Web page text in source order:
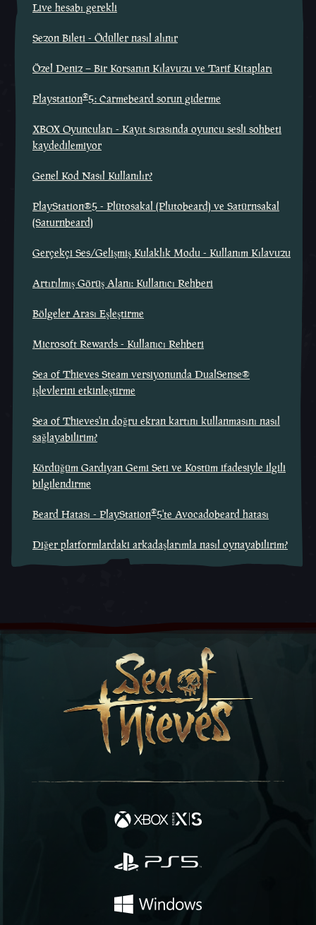
Live hesabı gerekli
Sezon Bileti - Ödüller nasıl alınır
Özel Deniz – Bir Korsanın Kılavuzu ve Tarif Kitapları
Playstation®5: Carmebeard sorun giderme
XBOX Oyuncuları - Kayıt sırasında oyuncu sesli sohbeti
kaydedilemiyor
Genel Kod Nasıl Kullanılır?
PlayStation®5 - Plütosakal (Plutobeard) ve Satürnsakal
(Saturnbeard)
Gerçekçi Ses/Gelişmiş Kulaklık Modu - Kullanım Kılavuzu
Artırılmış Görüş Alanı: Kullanıcı Rehberi
Bölgeler Arası Eşleştirme
Microsoft Rewards - Kullanıcı Rehberi
Sea of Thieves Steam versiyonunda DualSense®
işlevlerini etkinleştirme
Sea of Thieves'in doğru ekran kartını kullanmasını nasıl
sağlayabilirim?
Kördüğüm Gardiyan Gemi Seti ve Kostüm ifadesiyle ilgili
bilgilendirme
Beard Hatası - PlayStation®5'te Avocadobeard hatası
Diğer platformlardaki arkadaşlarımla nasıl oynayabilirim?